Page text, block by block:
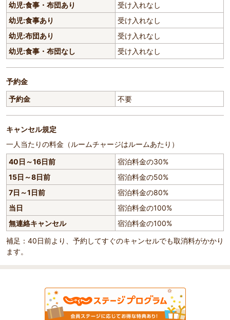
幼児:食事・布団あり
受け入れなし
幼児:食事あり
受け入れなし
幼児:布団あり
受け入れなし
幼児:食事・布団なし
受け入れなし
予約金
予約金
不要
キャンセル規定
一人当たりの料金（ルームチャージはルームあたり）
40日～16日前
宿泊料金の30%
15日～8日前
宿泊料金の50%
7日～1日前
宿泊料金の80%
当日
宿泊料金の100%
無連絡キャンセル
宿泊料金の100%
補足：40日前より、予約してすぐのキャンセルでも取消料がかかり
ます。